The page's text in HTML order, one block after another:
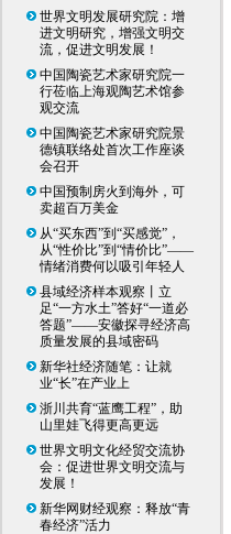
世界文明发展研究院：增
进文明研究，增强文明交
流，促进文明发展！
中国陶瓷艺术家研究院一
行莅临上海观陶艺术馆参
观交流
中国陶瓷艺术家研究院景
德镇联络处首次工作座谈
会召开
中国预制房火到海外，可
卖超百万美金
从“买东西”到“买感觉”，
从“性价比”到“情价比”——
情绪消费何以吸引年轻人
县域经济样本观察丨立
足“一方水土”答好“一道必
答题”——安徽探寻经济高
质量发展的县域密码
新华社经济随笔：让就
业“长”在产业上
浙川共育“蓝鹰工程”，助
山里娃飞得更高更远
世界文明文化经贸交流协
会：促进世界文明交流与
发展！
新华网财经观察：释放“青
春经济”活力